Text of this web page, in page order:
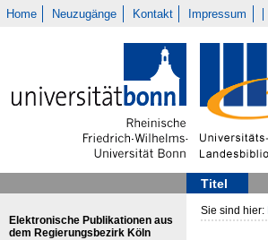
Home Neuzugänge Kontakt Impressum
Titel
Elektronische Publikationen aus
dem Regierungsbezirk Köln
Sie sind hier: